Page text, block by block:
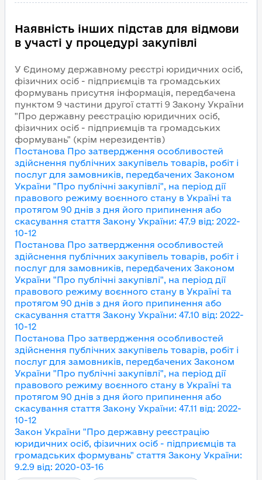
Наявність інших підстав для відмови
в участі у процедурі закупівлі
У Єдиному державному реєстрі юридичних осіб,
фізичних осіб - підприємців та громадських
формувань присутня інформація, передбачена
пунктом 9 частини другої статті 9 Закону України
"Про державну реєстрацію юридичних осіб,
фізичних осіб - підприємців та громадських
формувань" (крім нерезидентів)
Постанова Про затвердження особливостей
здійснення публічних закупівель товарів, робіт і
послуг для замовників, передбачених Законом
України "Про публічні закупівлі", на період дії
правового режиму воєнного стану в Україні та
протягом 90 днів з дня його припинення або
скасування стаття Закону України: 47.9 від: 2022-
10-12
Постанова Про затвердження особливостей
здійснення публічних закупівель товарів, робіт і
послуг для замовників, передбачених Законом
України "Про публічні закупівлі", на період дії
правового режиму воєнного стану в Україні та
протягом 90 днів з дня його припинення або
скасування стаття Закону України: 47.10 від: 2022-
10-12
Постанова Про затвердження особливостей
здійснення публічних закупівель товарів, робіт і
послуг для замовників, передбачених Законом
України "Про публічні закупівлі", на період дії
правового режиму воєнного стану в Україні та
протягом 90 днів з дня його припинення або
скасування стаття Закону України: 47.11 від: 2022-
10-12
Закон України "Про державну реєстрацію
юридичних осіб, фізичних осіб - підприємців та
громадських формувань" стаття Закону України:
9.2.9 від: 2020-03-16